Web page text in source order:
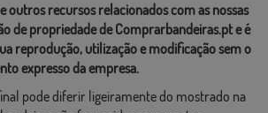
outros recursos relacionados com as nossas
de propriedade de Comprarbandeiras.pt e é
reprodução, utilização e modificação sem o
expresso da empresa.
pode diferir ligeiramente do mostrado na